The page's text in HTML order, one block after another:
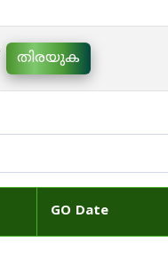
തിരയുക
GO Date